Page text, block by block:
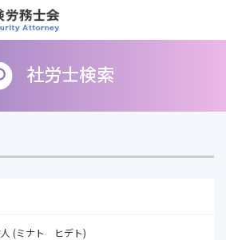
社労士検索
(ミナト ヒデト)